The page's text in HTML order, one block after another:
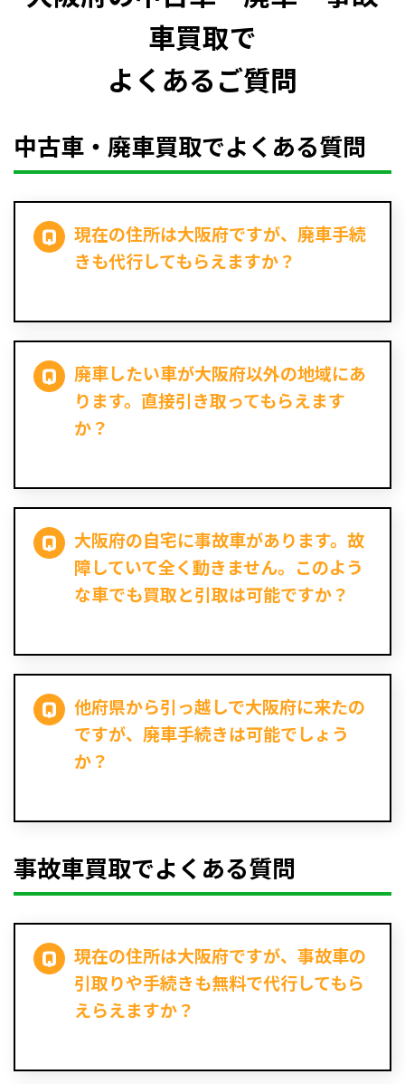
車買取で
よくあるご質問
中古車・廃車買取でよくある質問
現在の住所は大阪府ですが、廃車手続
きも代行してもらえますか？
廃車したい車が大阪府以外の地域にあ
ります。直接引き取ってもらえます
か？
大阪府の自宅に事故車があります。故
障していて全く動きません。このよう
な車でも買取と引取は可能ですか？
他府県から引っ越しで大阪府に来たの
ですが、廃車手続きは可能でしょう
か？
事故車買取でよくある質問
現在の住所は大阪府ですが、事故車の
引取りや手続きも無料で代行してもら
えらえますか？